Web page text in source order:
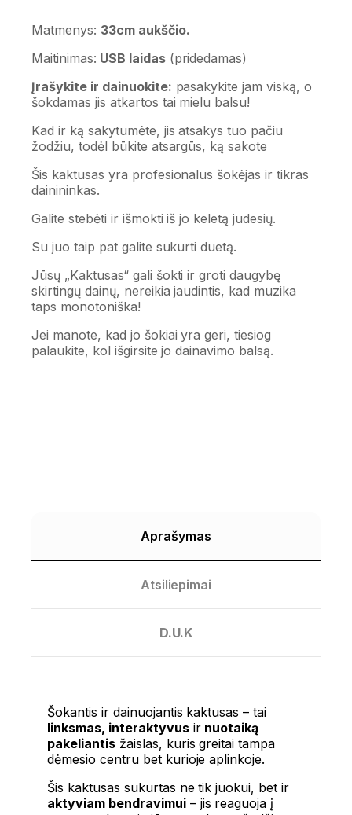
Matmenys: 33cm aukščio.
Maitinimas: USB laidas(pridedamas)
Įrašykite ir dainuokite: pasakykite jam viską, o
šokdamas jis atkartos tai mielu balsu!
Kad ir ką sakytumėte, jis atsakys tuo pačiu
žodžiu, todėl būkite atsargūs, ką sakote
Šis kaktusas yra profesionalus šokėjas ir tikras
dainininkas.
Galite stebėti ir išmokti iš jo keletą judesių.
Su juo taip pat galite sukurti duetą.
Jūsų „Kaktusas“ gali šokti ir groti daugybę
skirtingų dainų, nereikia jaudintis, kad muzika
taps monotoniška!
Jei manote, kad jo šokiai yra geri, tiesiog
palaukite, kol išgirsite jo dainavimo balsą.
Aprašymas
Atsiliepimai
D.U.K
Šokantis ir dainuojantis kaktusas – tai
linksmas, interaktyvusir nuotaiką
pakeliantisžaislas, kuris greitai tampa
dėmesio centru bet kurioje aplinkoje.
Šis kaktusas sukurtas ne tik juokui, bet ir
aktyviam bendravimui– jis reaguoja į